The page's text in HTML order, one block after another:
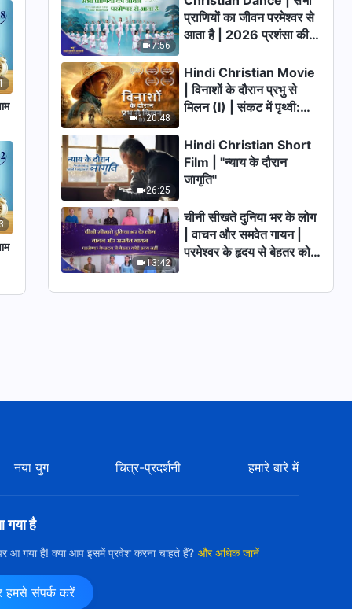
7:56
प्राणियों का जीवन परमेश्वर से
आता है | 2026 प्रशंसा की
1:20:48
Hindi Christian Movie
| विनाशों के दौरान प्रभु से
मिलन (I) | संकट में पृथ्वी:
है?
26:25
Hindi Christian Short
Film | "न्याय के दौरान
जागृति"
13:42
चीनी सीखते दुनिया भर के लोग
| वाचन और समवेत गायन |
परमेश्वर के हृदय से बेहतर कोई
नया युग चित्र-प्रदर्शनी हमारे बारे में
गया है
पर आ गया है! क्या आप इसमें प्रवेश करना चाहते हैं? और अधिक जानें
हमसे संपर्क करें